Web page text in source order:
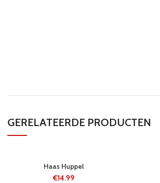
GERELATEERDE PRODUCTEN
Haas Huppel
€14.99